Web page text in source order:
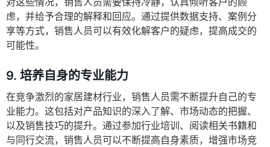
虑，并给予合理的解释和回应。通过提供数据支持、案例分
享等方式，销售人员可以有效化解客户的疑虑，提高成交的
可能性。
9. 培养自身的专业能力
在竞争激烈的家居建材行业，销售人员需不断提升自己的专
业能力。这包括对产品知识的深入了解、市场动态的把握、
以及销售技巧的提升。通过参加行业培训、阅读相关书籍和
与同行交流，销售人员可以不断提高自身素质，增强市场竞